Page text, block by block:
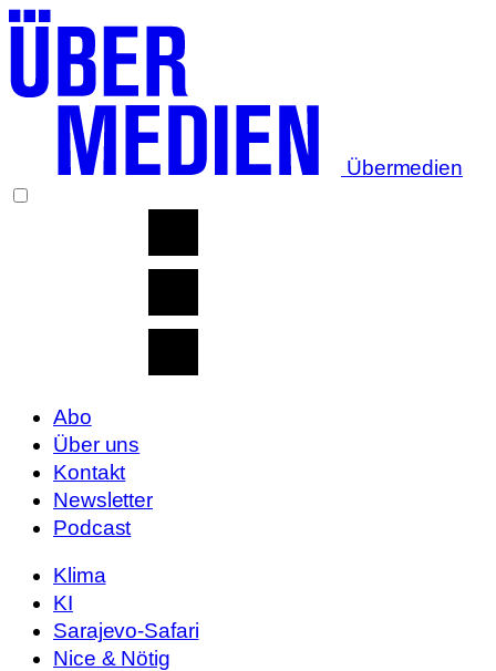
Übermedien
Abo
Über uns
Kontakt
Newsletter
Podcast
Klima
KI
Sarajevo-Safari
Nice & Nötig